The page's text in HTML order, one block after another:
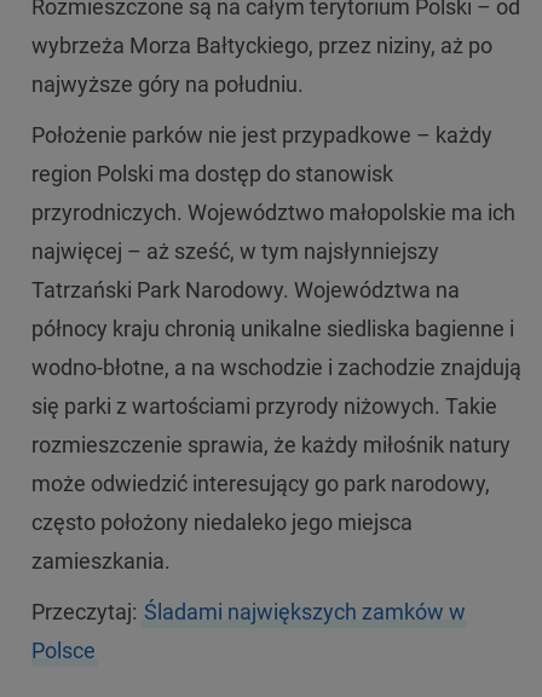
Rozmieszczone są na całym terytorium Polski – od
wybrzeża Morza Bałtyckiego, przez niziny, aż po
najwyższe góry na południu.
Położenie parków nie jest przypadkowe – każdy
region Polski ma dostęp do stanowisk
przyrodniczych. Województwo małopolskie ma ich
najwięcej – aż sześć, w tym najsłynniejszy
Tatrzański Park Narodowy. Województwa na
północy kraju chronią unikalne siedliska bagienne i
wodno-błotne, a na wschodzie i zachodzie znajdują
się parki z wartościami przyrody niżowych. Takie
rozmieszczenie sprawia, że każdy miłośnik natury
może odwiedzić interesujący go park narodowy,
często położony niedaleko jego miejsca
zamieszkania.
Przeczytaj: Śladami największych zamków w
Polsce